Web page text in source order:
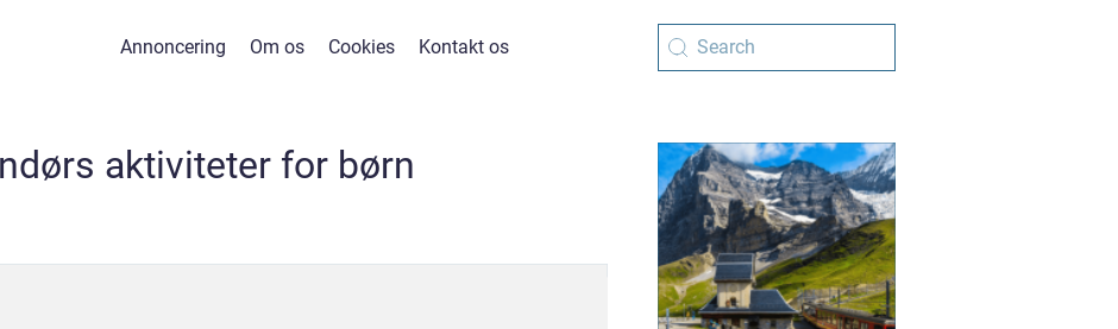
Annoncering Om os Cookies Kontakt os
aktiviteter for børn